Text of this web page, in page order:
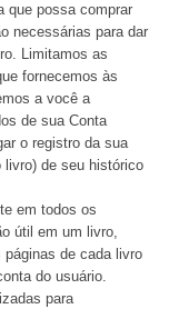
que possa comprar
necessárias para dar
Limitamos as
fornecemos às
a você a
de sua Conta
o registro da sua
de seu histórico
em todos os
útil em um livro,
de cada livro
do usuário.
para